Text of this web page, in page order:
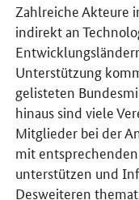
Zahlreiche Akteure
indirekt an
Unterstützung
gelisteten
hinaus sind viele
Mitglieder bei der
mit
unterstützen und
Desweiteren